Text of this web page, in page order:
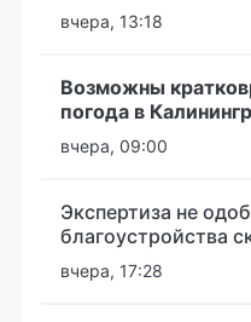
вчера, 13:18
Возможны
погода в
вчера, 09:00
Экспертиза не
благоустройства
вчера, 17:28